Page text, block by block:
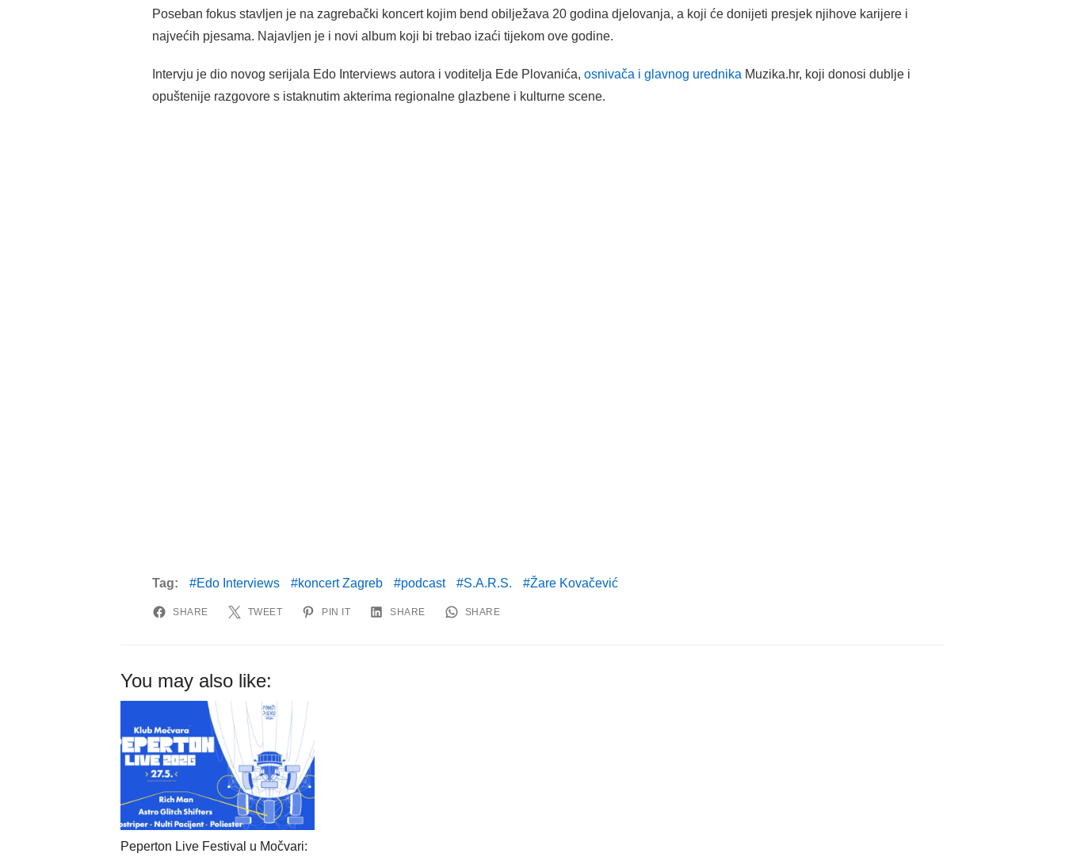
Poseban fokus stavljen je na zagrebački koncert kojim bend obilježava 20 godina djelovanja, a koji će donijeti presjek njihove karijere i
najvećih pjesama. Najavljen je i novi album koji bi trebao izaći tijekom ove godine.
Intervju je dio novog serijala Edo Interviews autora i voditelja Ede Plovanića, osnivača i glavnog urednika Muzika.hr, koji donosi dublje i
opuštenije razgovore s istaknutim akterima regionalne glazbene i kulturne scene.
Tag: Edo Interviews koncert Zagreb podcast S.A.R.S. Žare Kovačević
SHARE TWEET PIN IT SHARE SHARE
You may also like:
Peperton Live Festival u Močvari: